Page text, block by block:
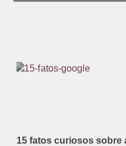
15 fatos curiosos sobre